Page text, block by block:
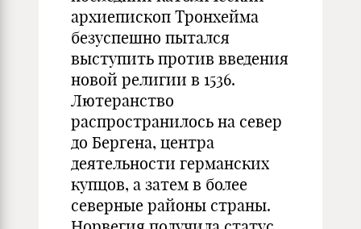
архиепископ Тронхейма
безуспешно пытался
выступить против введения
новой религии в 1536.
Лютеранство
распространилось на север
до Бергена, центра
деятельности германских
купцов, а затем в более
северные районы страны.